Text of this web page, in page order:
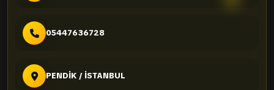
05447636728
PENDİK / İSTANBUL